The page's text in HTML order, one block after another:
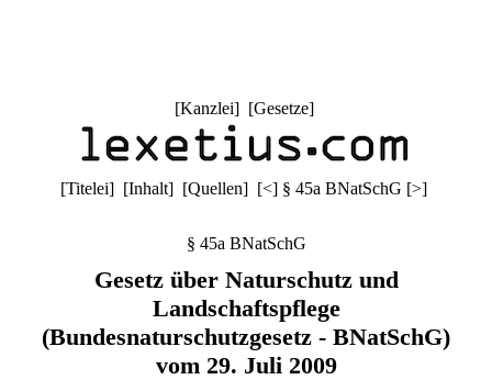
[Kanzlei] [Gesetze]
[Titelei] [Inhalt] [Quellen] [<] § 45a BNatSchG [>]
§ 45a BNatSchG
Gesetz über Naturschutz und
Landschaftspflege
(Bundesnaturschutzgesetz - BNatSchG)
vom 29. Juli 2009